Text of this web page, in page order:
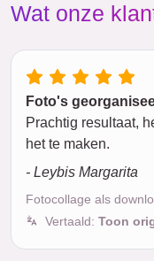
Wat onze
Foto's
Prachtig resultaat,
het te maken.
- Leybis Margarita
Fotocollage als
Vertaald: Toon